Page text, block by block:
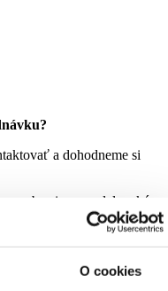
O cookies
a dohodneme si
aby si premyslel o aké
nástrel”).
komunikácii vám
vám vyhovovalo v